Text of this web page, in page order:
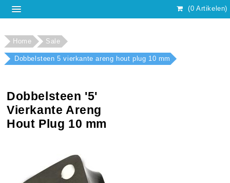
(0 Artikelen)
Home Sale
Dobbelsteen 5 vierkante areng hout plug 10 mm
Dobbelsteen '5'
Vierkante Areng
Hout Plug 10 mm